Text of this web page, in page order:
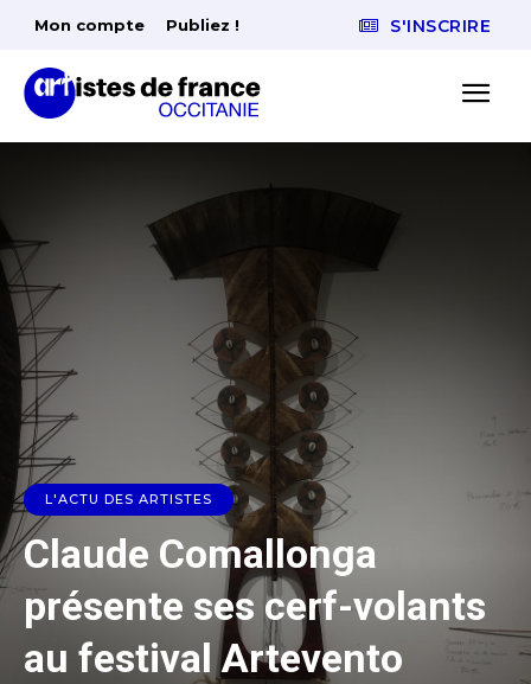
Mon compte Publiez ! S'INSCRIRE
L'ACTU DES ARTISTES
Claude Comallonga
présente ses cerf-volants
au festival Artevento